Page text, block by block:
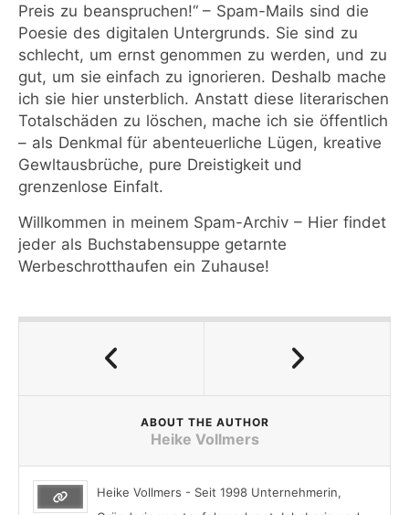
Preis zu beanspruchen!“ – Spam-Mails sind die
Poesie des digitalen Untergrunds. Sie sind zu
schlecht, um ernst genommen zu werden, und zu
gut, um sie einfach zu ignorieren. Deshalb mache
ich sie hier unsterblich. Anstatt diese literarischen
Totalschäden zu löschen, mache ich sie öffentlich
– als Denkmal für abenteuerliche Lügen, kreative
Gewltausbrüche, pure Dreistigkeit und
grenzenlose Einfalt.
Willkommen in meinem Spam-Archiv – Hier findet
jeder als Buchstabensuppe getarnte
Werbeschrotthaufen ein Zuhause!
ABOUT THE AUTHOR
Heike Vollmers
Heike Vollmers - Seit 1998 Unternehmerin,